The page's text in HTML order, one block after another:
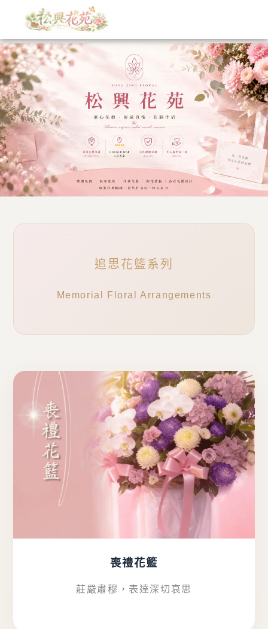
主
要
內
容
追思花籃系列
Memorial Floral Arrangements
喪禮花籃
莊嚴肅穆，表達深切哀思